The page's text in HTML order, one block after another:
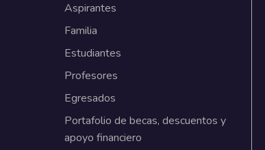
Aspirantes
Familia
Estudiantes
Profesores
Egresados
Portafolio de becas, descuentos y
apoyo financiero